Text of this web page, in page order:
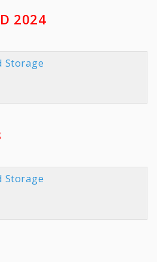
2024
Storage
Storage